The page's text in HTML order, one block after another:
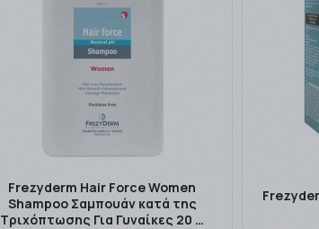
Frezyderm Hair Force Women
Shampoo Σαμπουάν κατά της
Τριχόπτωσης Για Γυναίκες 20 …